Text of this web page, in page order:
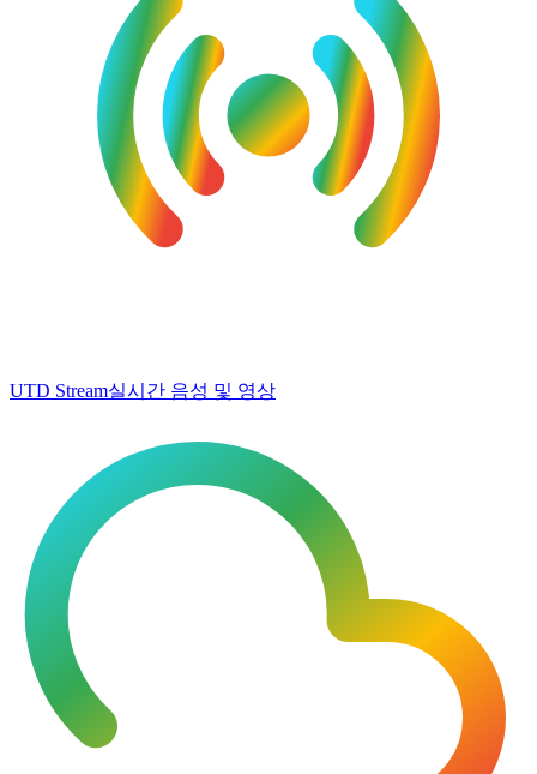
UTD Stream실시간 음성 및 영상